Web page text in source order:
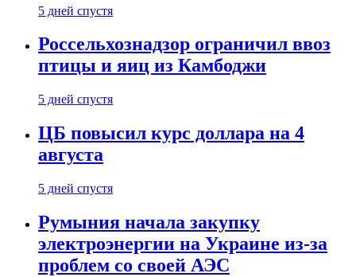
5 дней спустя
Россельхознадзор ограничил ввоз
птицы и яиц из Камбоджи
5 дней спустя
ЦБ повысил курс доллара на 4
августа
5 дней спустя
Румыния начала закупку
электроэнергии на Украине из-за
проблем со своей АЭС